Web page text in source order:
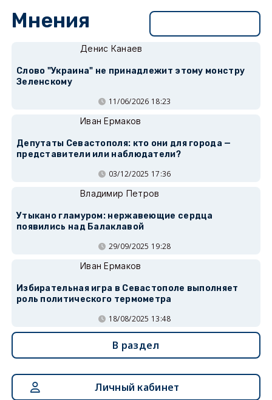
Мнения
Денис Канаев
Слово "Украина" не принадлежит этому монстру
Зеленскому
11/06/2026 18:23
Иван Ермаков
Депутаты Севастополя: кто они для города —
представители или наблюдатели?
03/12/2025 17:36
Владимир Петров
Утыкано гламуром: нержавеющие сердца
появились над Балаклавой
29/09/2025 19:28
Иван Ермаков
Избирательная игра в Севастополе выполняет
роль политического термометра
18/08/2025 13:48
В раздел
Личный кабинет